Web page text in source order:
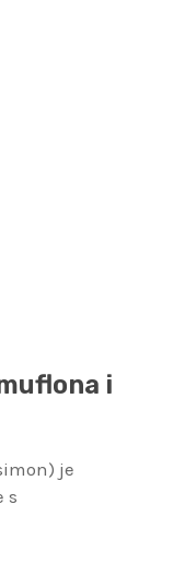
i
je
s